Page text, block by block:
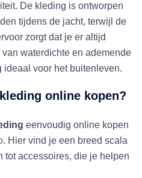
De kleding is ontworpen
tijdens de jacht, terwijl de
zorgt dat je er altijd
waterdichte en ademende
ideaal voor het buitenleven.
online kopen?
eenvoudig online kopen
. Hier vind je een breed scala
tot accessoires, die je helpen